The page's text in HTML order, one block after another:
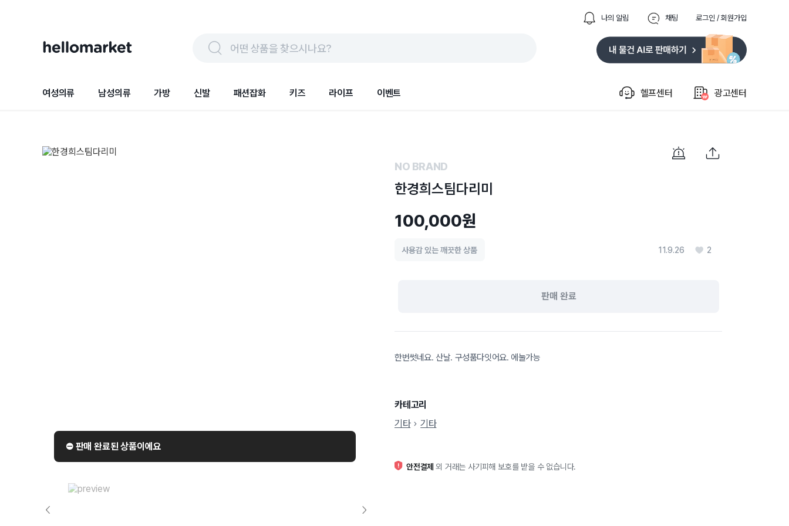
나의 알림 채팅 로그인 / 회원가입
어떤 상품을 찾으시나요?
여성의류 남성의류 가방 신발 패션잡화 키즈 라이프 이벤트 헬프센터 광고센터
⛔️ 판매 완료된 상품이에요
NO BRAND
한경희스팀다리미
100,000원
11.9.26 2
사용감 있는 깨끗한 상품
판매 완료
한번썻네요. 산날. 구성품다잇어요. 에눌가능
카테고리
기타
기타
안전결제 외 거래는 사기피해 보호를 받을 수 없습니다.